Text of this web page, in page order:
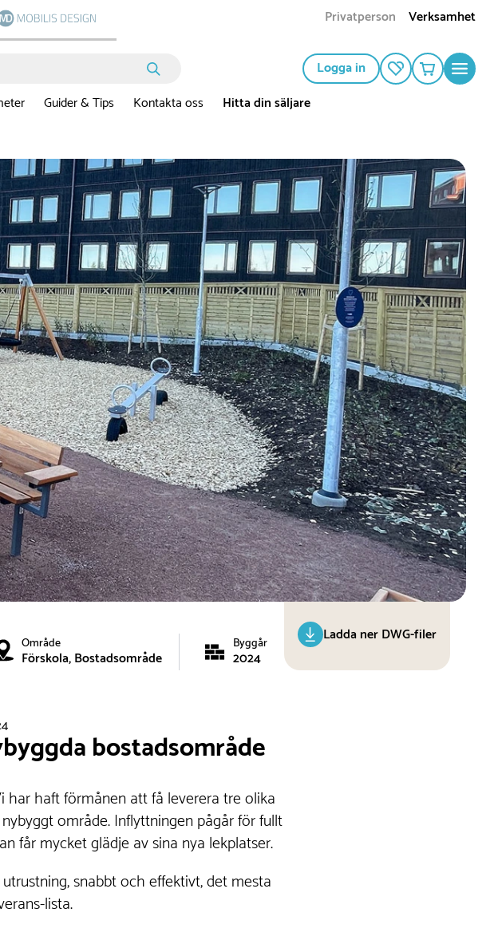
Privatperson Verksamhet
Logga in
Guider & Tips Kontakta oss Hitta din säljare
Område
Förskola, Bostadsområde
Byggår
2024
Ladda ner DWG-filer
bostadsområde
har haft förmånen att få leverera tre olika
område. Inflyttningen pågår för fullt
får mycket glädje av sina nya lekplatser.
snabbt och effektivt, det mesta
lista.